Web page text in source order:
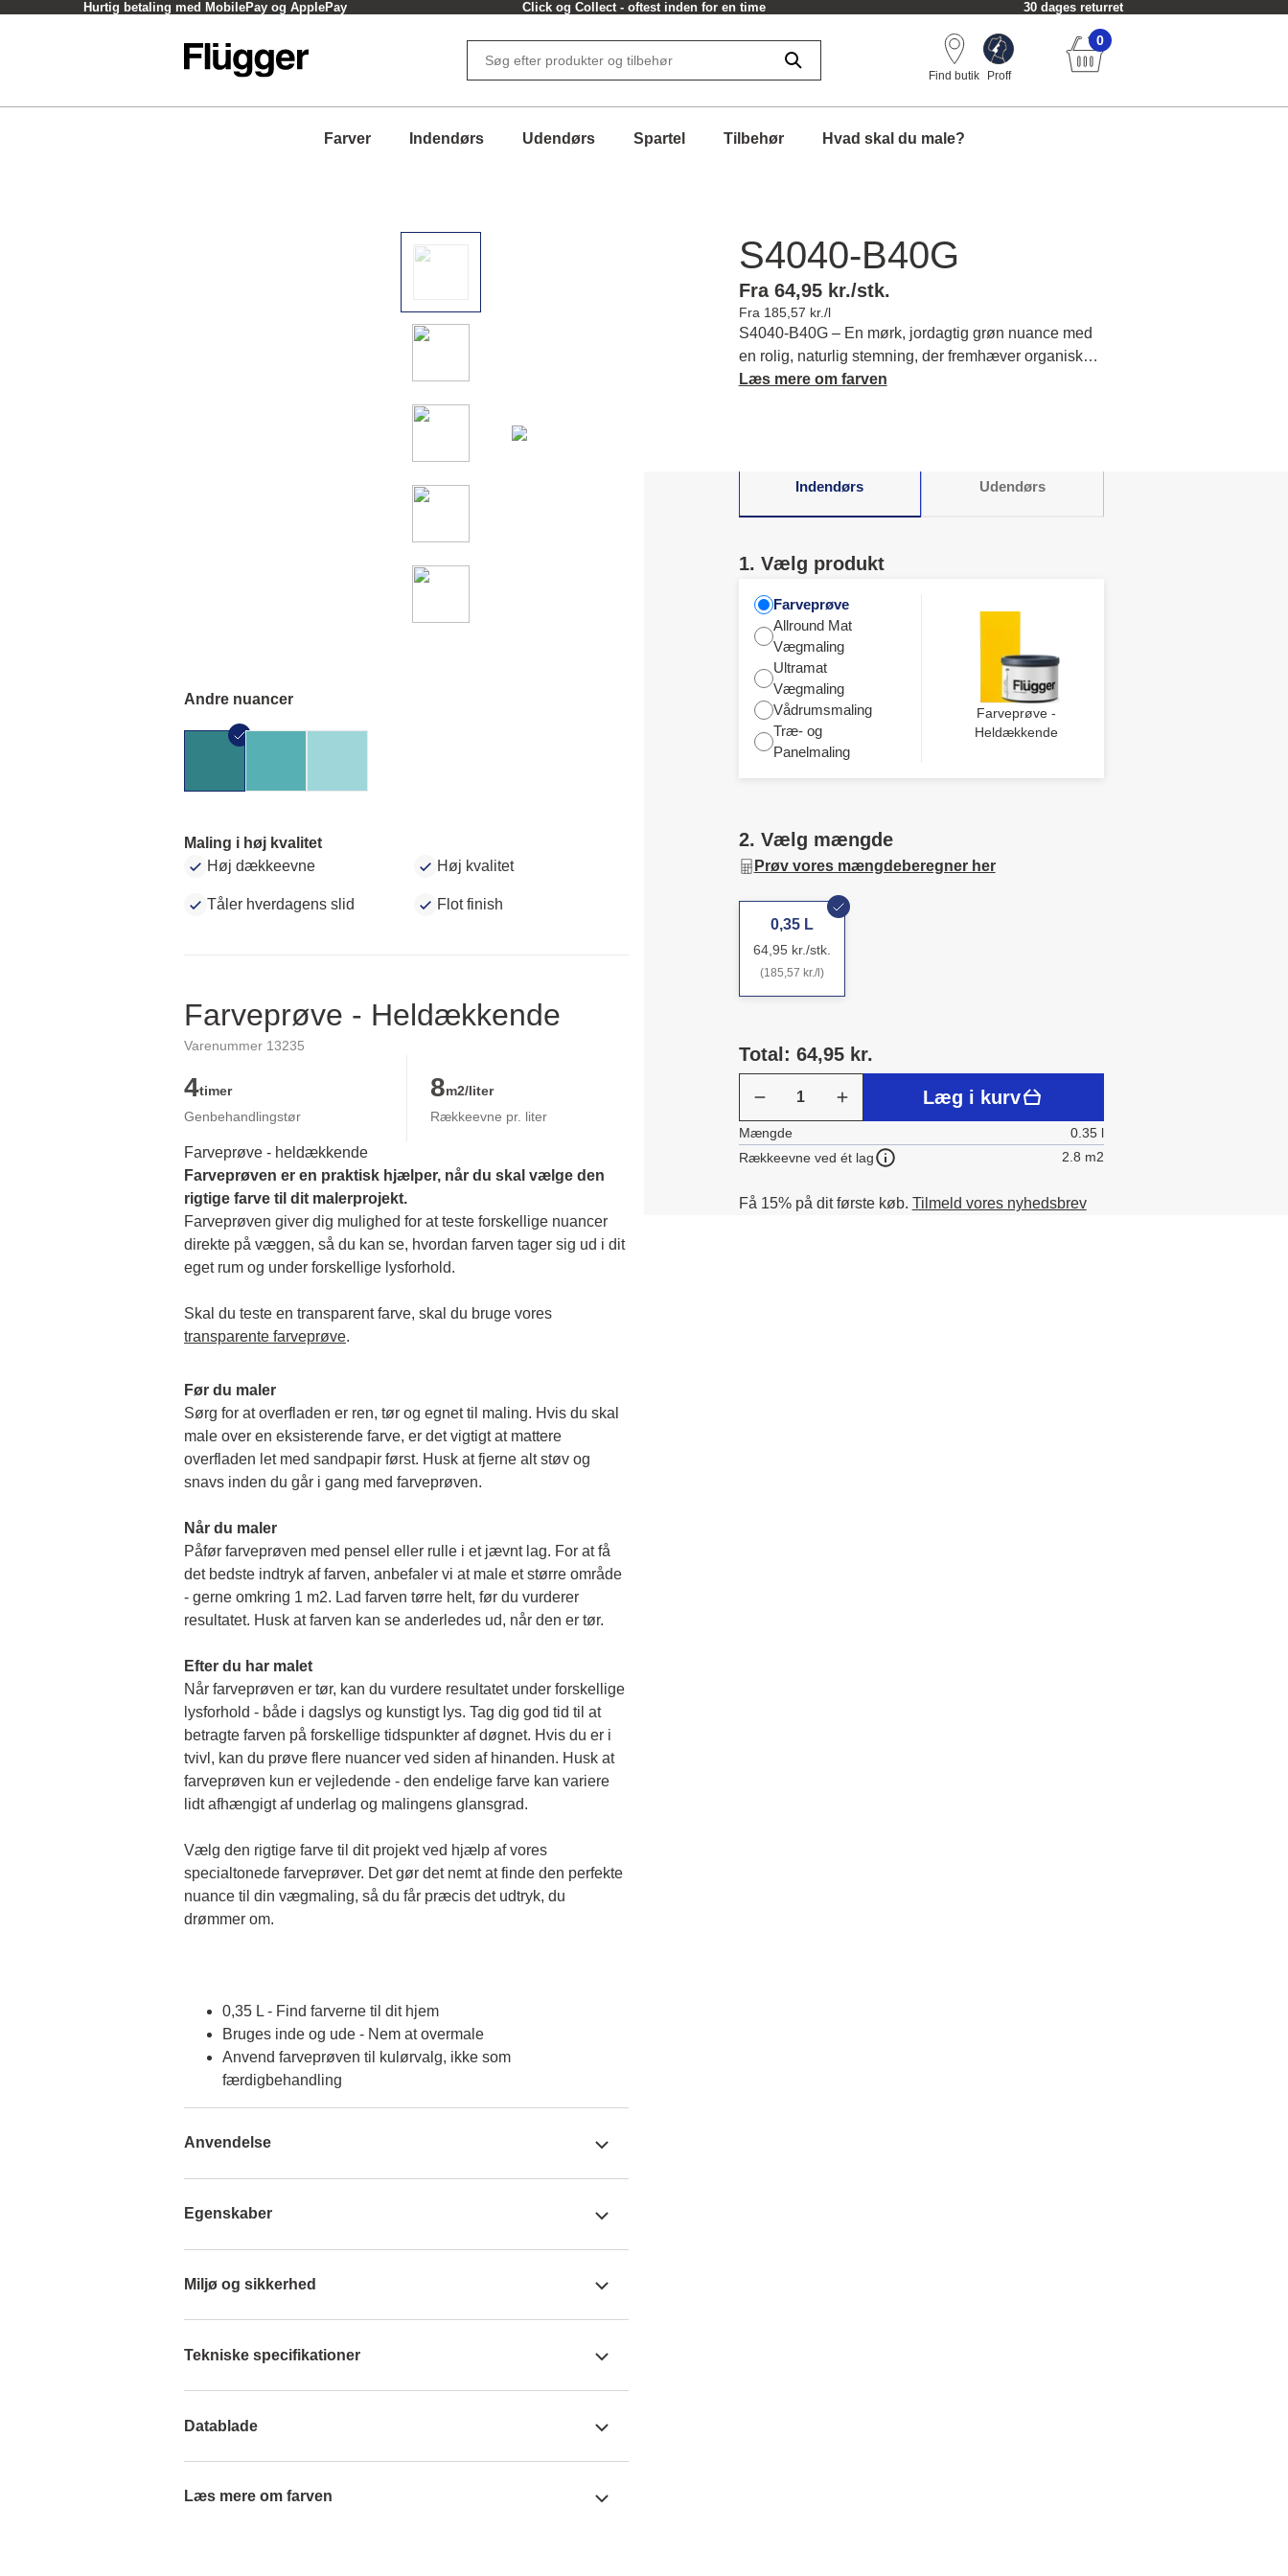
Hurtig betaling med MobilePay og ApplePay Click og Collect - oftest inden for en time 30 dages returret
Find butik Proff
0
Farver Indendørs Udendørs Spartel Tilbehør Hvad skal du male?
Andre nuancer
Maling i høj kvalitet
Høj dækkeevne
Høj kvalitet
Tåler hverdagens slid Flot finish
Farveprøve - Heldækkende
Varenummer 13235
4timer
Genbehandlingstør
8m2/liter
Rækkeevne pr. liter
Farveprøve - heldækkende
Farveprøven er en praktisk hjælper, når du skal vælge den
rigtige farve til dit malerprojekt.
Farveprøven giver dig mulighed for at teste forskellige nuancer
direkte på væggen, så du kan se, hvordan farven tager sig ud i dit
eget rum og under forskellige lysforhold.
transparente farveprøve.
Før du maler
Sørg for at overfladen er ren, tør og egnet til maling. Hvis du skal
male over en eksisterende farve, er det vigtigt at mattere
overfladen let med sandpapir først. Husk at fjerne alt støv og
snavs inden du går i gang med farveprøven.
Når du maler
Påfør farveprøven med pensel eller rulle i et jævnt lag. For at få
det bedste indtryk af farven, anbefaler vi at male et større område
- gerne omkring 1 m2. Lad farven tørre helt, før du vurderer
resultatet. Husk at farven kan se anderledes ud, når den er tør.
Efter du har malet
Når farveprøven er tør, kan du vurdere resultatet under forskellige
lysforhold - både i dagslys og kunstigt lys. Tag dig god tid til at
betragte farven på forskellige tidspunkter af døgnet. Hvis du er i
tvivl, kan du prøve flere nuancer ved siden af hinanden. Husk at
farveprøven kun er vejledende - den endelige farve kan variere
lidt afhængigt af underlag og malingens glansgrad.
Vælg den rigtige farve til dit projekt ved hjælp af vores
specialtonede farveprøver. Det gør det nemt at finde den perfekte
nuance til din vægmaling, så du får præcis det udtryk, du
drømmer om.
0,35 L - Find farverne til dit hjem
Bruges inde og ude - Nem at overmale
Anvend farveprøven til kulørvalg, ikke som
færdigbehandling
Anvendelse
Egenskaber
Miljø og sikkerhed
Tekniske specifikationer
Datablade
Læs mere om farven
S4040-B40G
Fra 64,95 kr./stk.
Fra 185,57 kr./l
S4040-B40G – En mørk, jordagtig grøn nuance med
en rolig, naturlig stemning, der fremhæver organiske
materialer og bidrager til et indbydende miljø i dit
Læs mere om farven
Indendørs Udendørs
1. Vælg produkt
Farveprøve
Allround Mat
Vægmaling
Ultramat
Vægmaling
Vådrumsmaling
Træ- og
Panelmaling
Farveprøve -
Heldækkende
2. Vælg mængde
Prøv vores mængdeberegner her
0,35 L
64,95 kr./stk.
(185,57 kr./l)
Total: 64,95 kr.
Læg i kurv
Mængde
0.35 l
Rækkeevne ved ét lag
2.8 m2
Få 15% på dit første køb. Tilmeld vores nyhedsbrev